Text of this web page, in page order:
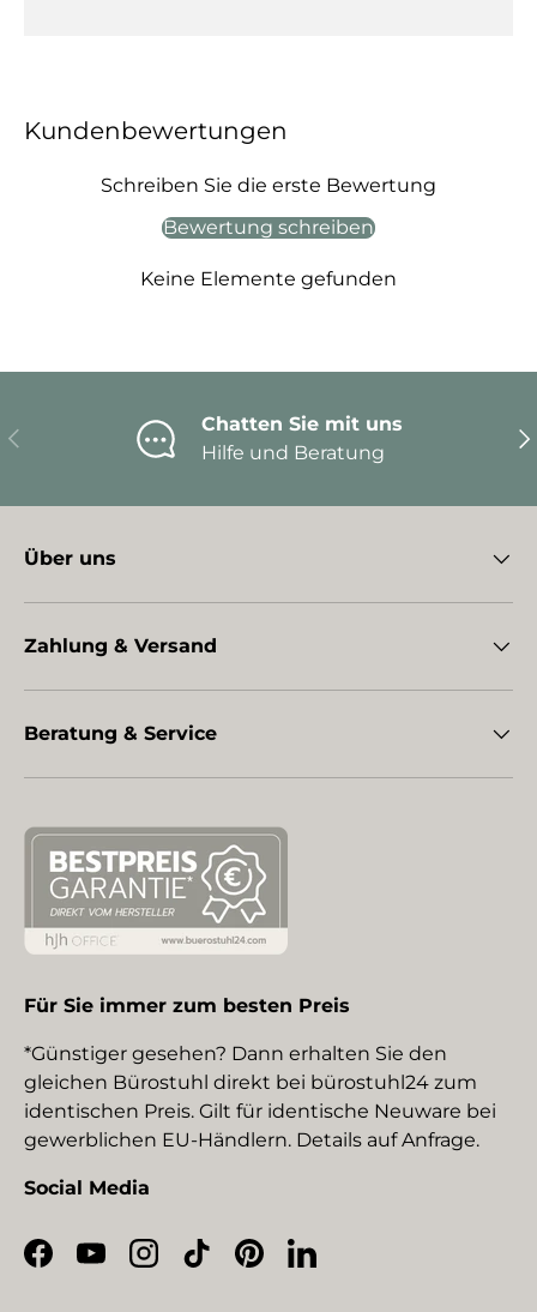
Kundenbewertungen
Schreiben Sie die erste Bewertung
Bewertung schreiben
Keine Elemente gefunden
Vorherige
Chatten Sie mit uns
Hilfe und Beratung
Über uns
Zahlung & Versand
Beratung & Service
Für Sie immer zum besten Preis
*Günstiger gesehen? Dann erhalten Sie den
gleichen Bürostuhl direkt bei bürostuhl24 zum
identischen Preis. Gilt für identische Neuware bei
gewerblichen EU-Händlern. Details auf Anfrage.
Social Media
Facebook
YouTubeInstagram
TikTokPinterestLinkedIn